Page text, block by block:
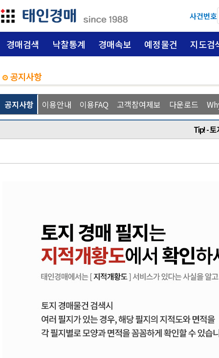
사건번호
경매검색 낙찰통계 경매속보 예정물건 지도검
공지사항
공지사항 이용안내 이용FAQ 고객참여제보 다운로드
Tip! -